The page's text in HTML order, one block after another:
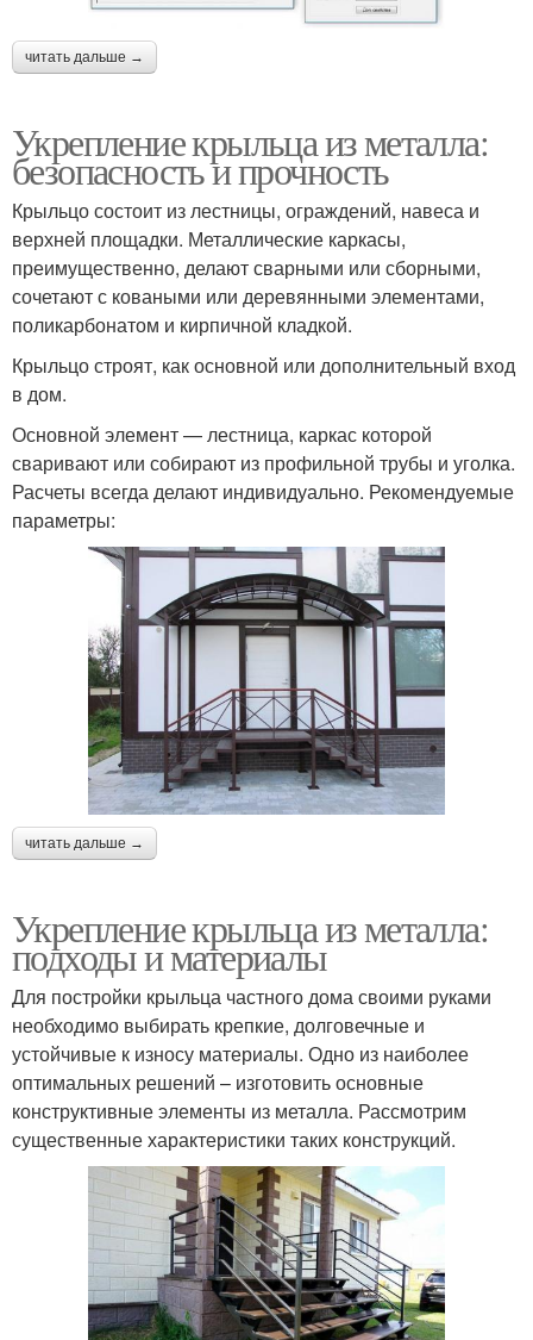
читать дальше →
Укрепление крыльца из металла:
безопасность и прочность
Крыльцо состоит из лестницы, ограждений, навеса и
верхней площадки. Металлические каркасы,
преимущественно, делают сварными или сборными,
сочетают с коваными или деревянными элементами,
поликарбонатом и кирпичной кладкой.
Крыльцо строят, как основной или дополнительный вход
в дом.
Основной элемент — лестница, каркас которой
сваривают или собирают из профильной трубы и уголка.
Расчеты всегда делают индивидуально. Рекомендуемые
параметры:
читать дальше →
Укрепление крыльца из металла:
подходы и материалы
Для постройки крыльца частного дома своими руками
необходимо выбирать крепкие, долговечные и
устойчивые к износу материалы. Одно из наиболее
оптимальных решений – изготовить основные
конструктивные элементы из металла. Рассмотрим
существенные характеристики таких конструкций.